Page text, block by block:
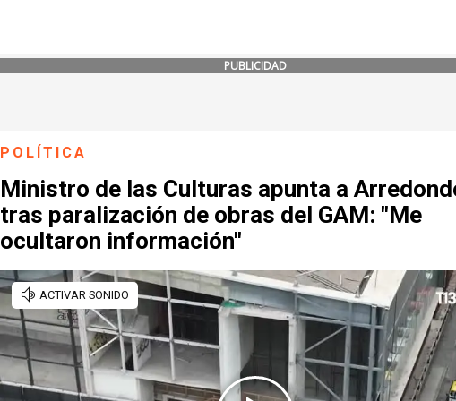
PUBLICIDAD
POLÍTICA
Ministro de las Culturas apunta a
tras paralización de obras del GAM: "Me
ocultaron información"